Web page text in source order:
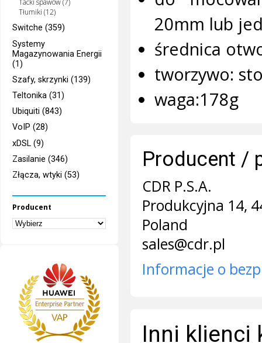
Tacki spawów (7)
Tłumiki (12)
Switche (359)
Systemy
Magazynowania Energii
(1)
Szafy, skrzynki (139)
Teltonika (31)
Ubiquiti (843)
VoIP (28)
xDSL (9)
Zasilanie (346)
Złącza, wtyki (53)
Producent
20mm lub
średnica
tworzywo:
waga:178g
Producent /
CDR P.S.A.
Produkcyjna 14,
Poland
sales@cdr.pl
Informacje o
Inni klienci